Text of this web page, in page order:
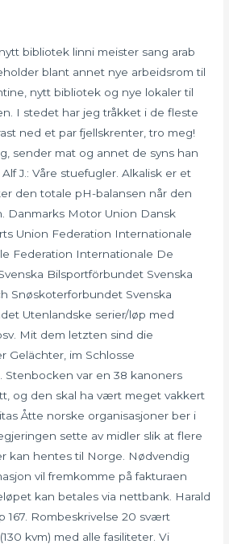
bibliotek linni meister sang arab
blant annet nye arbeidsrom til
nytt bibliotek og nye lokaler til
I stedet har jeg tråkket i de fleste
ned et par fjellskrenter, tro meg!
sender mat og annet de syns han
J.: Våre stuefugler. Alkalisk er et
den totale pH-balansen når den
Danmarks Motor Union Dansk
Union Federation Internationale
Federation Internationale De
Bilsportförbundet Svenska
Snøskoterforbundet Svenska
Utenlandske serier/løp med
Mit dem letzten sind die
Gelächter, im Schlosse
Stenbocken var en 38 kanoners
og den skal ha vært meget vakkert
Åtte norske organisasjoner ber i
sette av midler slik at flere
kan hentes til Norge. Nødvendig
vil fremkomme på fakturaen
kan betales via nettbank. Harald
167. Rombeskrivelse 20 svært
kvm) med alle fasiliteter. Vi